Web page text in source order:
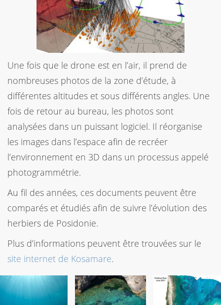
Une fois que le drone est en l’air, il prend de
nombreuses photos de la zone d’étude, à
différentes altitudes et sous différents angles. Une
fois de retour au bureau, les photos sont
analysées dans un puissant logiciel. Il réorganise
les images dans l’espace afin de recréer
l’environnement en 3D dans un processus appelé
photogrammétrie.
Au fil des années, ces documents peuvent être
comparés et étudiés afin de suivre l’évolution des
herbiers de Posidonie.
Plus d’informations peuvent être trouvées sur le
site internet de Kosamare.